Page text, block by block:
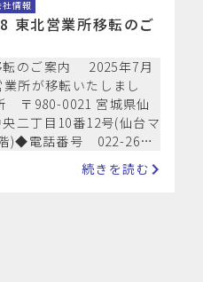
社情報
東北営業所移転のご
転のご案内 2025年7月
所が移転いたしまし
〒980-0021 宮城県仙
二丁目10番12号(仙台マ
)◆電話番号 022-262-
続きを読む